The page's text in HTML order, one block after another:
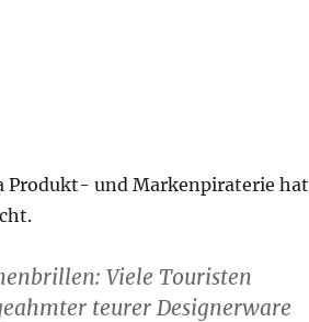
Produkt- und Markenpiraterie hat
Viele Touristen
teurer Designerware